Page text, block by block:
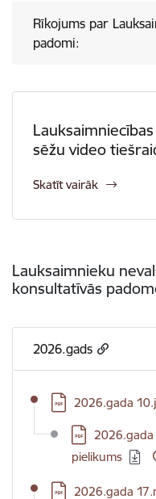
Rīkojums par
padomi:
sēžu video
Skatīt vairāk
Lauksaimnieku
konsultatīvās
2026.gads
Lejupielādēt:
2026.gada
Lejupielādēt:
2026.gada
pielikums
Lejupielādēt:
2026.gada